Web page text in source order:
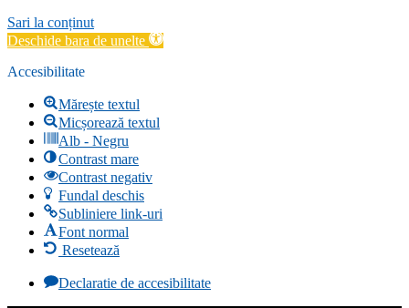
Sari la conținut
Deschide bara de unelte
Accesibilitate
Mărește textul
Micșorează textul
Alb - Negru
Contrast mare
Contrast negativ
Fundal deschis
Subliniere link-uri
Font normal
Resetează
Declaratie de accesibilitate